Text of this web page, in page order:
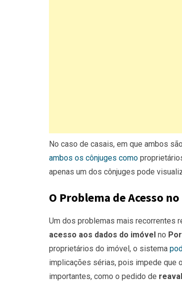
No caso de casais, em que ambos
ambos os cônjuges como
apenas um dos cônjuges pode
O Problema de Acesso
Um dos problemas mais recorrentes
acesso aos dados do imóvel no
proprietários do imóvel, o sistema
implicações sérias, pois impede que
importantes, como o pedido de